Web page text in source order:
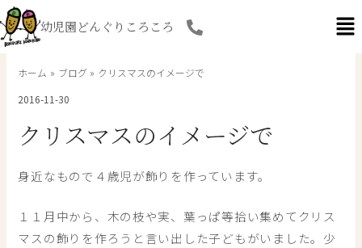
内
容
を
幼児園どんぐりころころ
ホーム ブログ
クリスマスのイメージで
2016-11-30
クリスマスのイメージで
身近なもので４歳児が飾りを作っています。
１１月中から、木の枝や実、葉っぱ等拾い集めてクリス
マスの飾りを作ろうと言い出した子どもがいました。少